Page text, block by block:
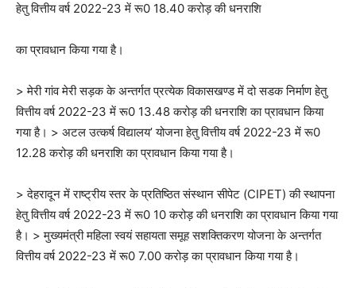
हेतु वित्तीय वर्ष 2022-23 में रू0 18.40 करोड़ की धनराशि
का प्रावधान किया गया है।
> मेरी गांव मेरी सड़क के अन्तर्गत प्रत्येक विकासखण्ड में दो सडक निर्माण हेतु
वित्तीय वर्ष 2022-23 में रू0 13.48 करोड़ की धनराशि का प्रावधान किया
गया है। > अटल उत्कर्ष विद्यालय’ योजना हेतु वित्तीय वर्ष 2022-23 में रू0
12.28 करोड़ की धनराशि का प्रावधान किया गया है।
> देहरादून में राष्ट्रीय स्तर के प्रतिष्ठित संस्थान सीपेट (CIPET) की स्थापना
हेतु वित्तीय वर्ष 2022-23 में रू0 10 करोड़ की धनराशि का प्रावधान किया गया
है। > मुख्यमंत्री महिला स्वयं सहायता समूह सशक्तिकरण योजना के अन्तर्गत
वित्तीय वर्ष 2022-23 में रू0 7.00 करोड़ का प्रावधान किया गया है।